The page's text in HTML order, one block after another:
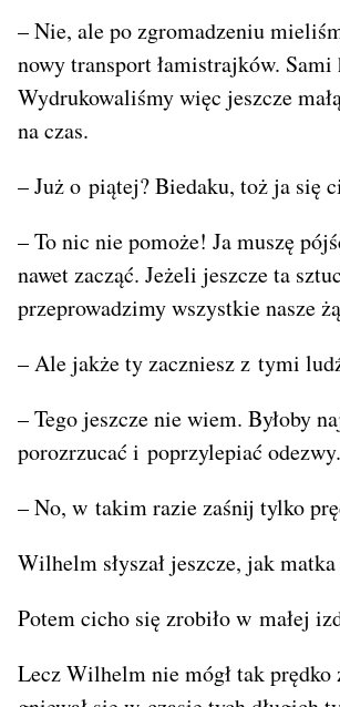
– Nie, ale po zgromadzeniu
nowy transport łamistrajków.
Wydrukowaliśmy więc jeszcze
na czas.
– Już o piątej? Biedaku, toż ja się
– To nic nie pomoże! Ja muszę
nawet zacząć. Jeżeli jeszcze ta
przeprowadzimy wszystkie nasze
– Ale jakże ty zaczniesz z tymi
– Tego jeszcze nie wiem. Byłoby
porozrzucać i poprzylepiać odezwy.
– No, w takim razie zaśnij tylko
Wilhelm słyszał jeszcze, jak
Potem cicho się zrobiło w małej
Lecz Wilhelm nie mógł tak prędko